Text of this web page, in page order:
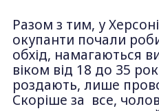
Разом з тим, у
окупанти почали
обхід, намагаються
віком від 18 до 35
роздають, лише
Скоріше за все,